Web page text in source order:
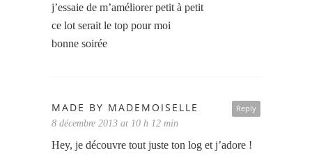
j’essaie de m’améliorer petit à petit
ce lot serait le top pour moi
bonne soirée
Reply
MADE BY MADEMOISELLE
8 décembre 2013 at 10 h 12 min
Hey, je découvre tout juste ton log et j’adore !